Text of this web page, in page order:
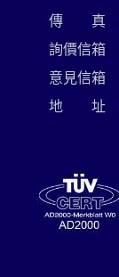
傳 真
詢價信箱
意見信箱
地 址